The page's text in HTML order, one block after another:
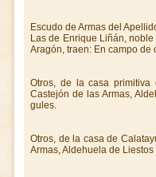
Escudo de Armas del
Las de Enrique Liñán,
Aragón, traen: En campo de
Otros, de la casa
Castejón de las Armas,
gules.
Otros, de la casa de
Armas, Aldehuela de